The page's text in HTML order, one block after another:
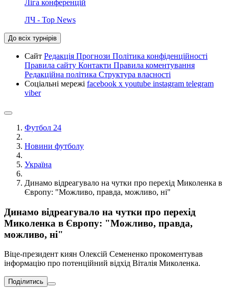
Ліга конференцій
ЛЧ - Top News
До всіх турнірів
Сайт Редакція Прогнози Політика конфіденційності
Правила сайту Контакти Правила коментування
Редакційна політика Структура власності
Соціальні мережі facebook x youtube instagram telegram
viber
Футбол 24
Новини футболу
Україна
Динамо відреагувало на чутки про перехід Миколенка в
Європу: "Можливо, правда, можливо, ні"
Динамо відреагувало на чутки про перехід
Миколенка в Європу: "Можливо, правда,
можливо, ні"
Віце-президент киян Олексій Семененко прокоментував
інформацію про потенційний відхід Віталія Миколенка.
Поділитись